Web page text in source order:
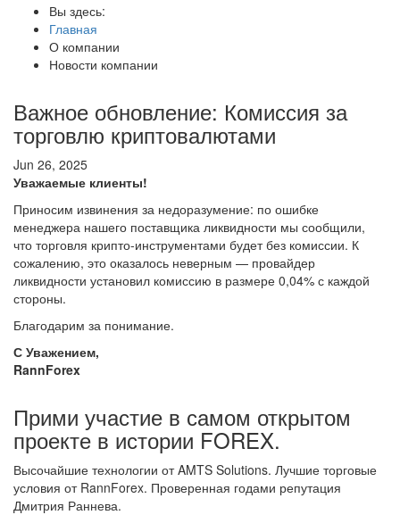
Вы здесь:
Главная
О компании
Новости компании
Важное обновление: Комиссия за
торговлю криптовалютами
Jun 26, 2025
Уважаемые клиенты!
Приносим извинения за недоразумение: по ошибке
менеджера нашего поставщика ликвидности мы сообщили,
что торговля крипто-инструментами будет без комиссии. К
сожалению, это оказалось неверным — провайдер
ликвидности установил комиссию в размере 0,04% с каждой
стороны.
Благодарим за понимание.
С Уважением,
RannForex
Прими участие в самом открытом
проекте в истории FOREX.
Высочайшие технологии от AMTS Solutions. Лучшие торговые
условия от RannForex. Проверенная годами репутация
Дмитрия Раннева.